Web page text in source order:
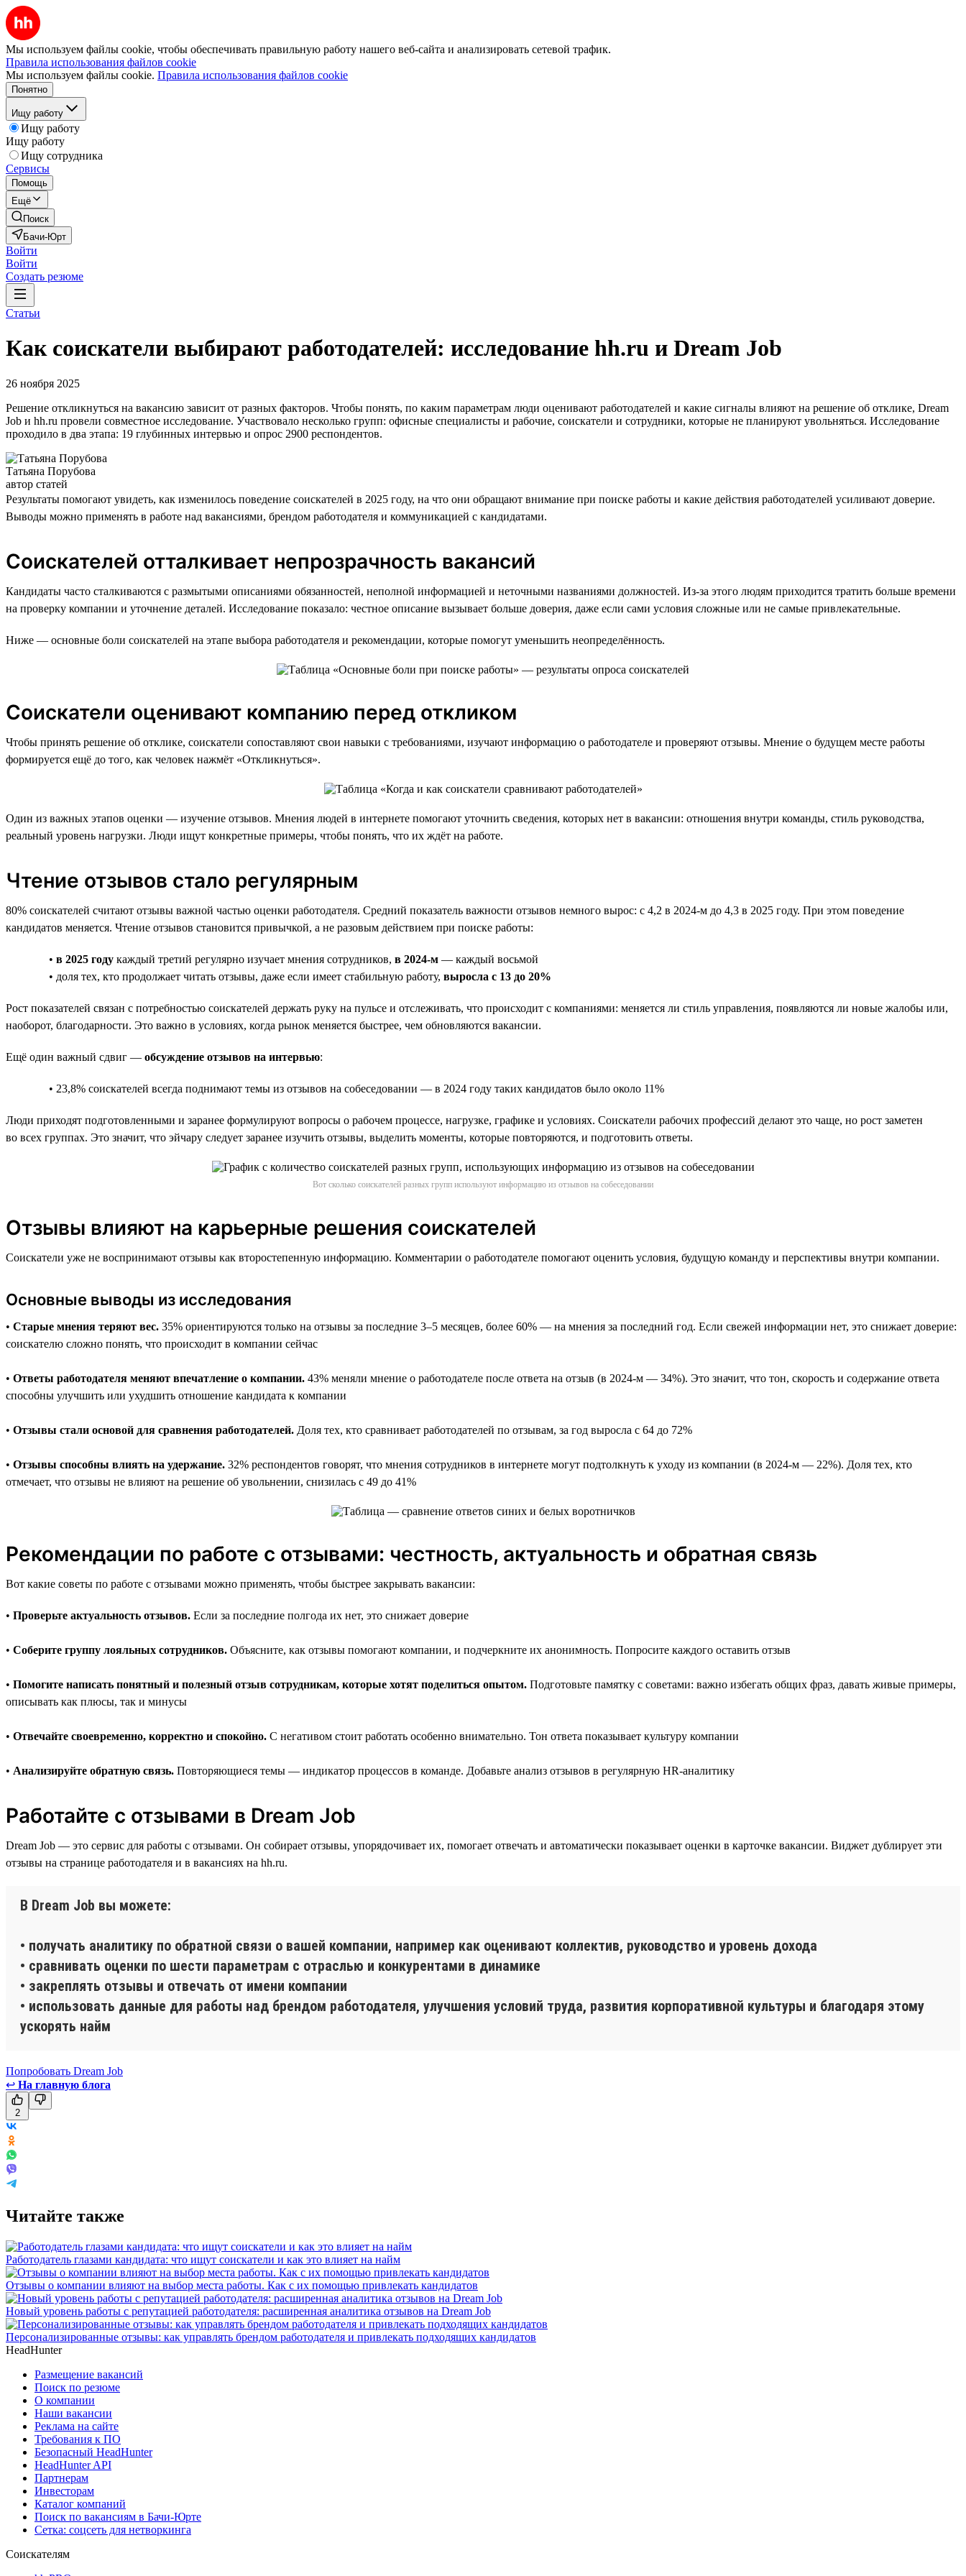
Мы используем файлы cookie, чтобы обеспечивать правильную работу нашего веб-сайта и анализировать сетевой трафик.
Правила использования файлов cookie
Мы используем файлы cookie. Правила использования файлов cookie
Понятно
Ищу работу
Ищу работу
Ищу работу
Ищу сотрудника
Сервисы
Помощь
Ещё
Поиск
Бачи-Юрт
Войти
Войти
Создать резюме
Статьи
Как соискатели выбирают работодателей: исследование hh.ru и Dream Job
26 ноября 2025
Решение откликнуться на вакансию зависит от разных факторов. Чтобы понять, по каким параметрам люди оценивают работодателей и какие сигналы влияют на решение об отклике, Dream
Job и hh.ru провели совместное исследование. Участвовало несколько групп: офисные специалисты и рабочие, соискатели и сотрудники, которые не планируют увольняться. Исследование
проходило в два этапа: 19 глубинных интервью и опрос 2900 респондентов.
Татьяна Порубова
автор статей
Результаты помогают увидеть, как изменилось поведение соискателей в 2025 году, на что они обращают внимание при поиске работы и какие действия работодателей усиливают доверие.
Выводы можно применять в работе над вакансиями, брендом работодателя и коммуникацией с кандидатами.
Соискателей отталкивает непрозрачность вакансий
Кандидаты часто сталкиваются с размытыми описаниями обязанностей, неполной информацией и неточными названиями должностей. Из-за этого людям приходится тратить больше времени
на проверку компании и уточнение деталей. Исследование показало: честное описание вызывает больше доверия, даже если сами условия сложные или не самые привлекательные.
Ниже — основные боли соискателей на этапе выбора работодателя и рекомендации, которые помогут уменьшить неопределённость.
Соискатели оценивают компанию перед откликом
Чтобы принять решение об отклике, соискатели сопоставляют свои навыки с требованиями, изучают информацию о работодателе и проверяют отзывы. Мнение о будущем месте работы
формируется ещё до того, как человек нажмёт «Откликнуться».
Один из важных этапов оценки — изучение отзывов. Мнения людей в интернете помогают уточнить сведения, которых нет в вакансии: отношения внутри команды, стиль руководства,
реальный уровень нагрузки. Люди ищут конкретные примеры, чтобы понять, что их ждёт на работе.
Чтение отзывов стало регулярным
80% соискателей считают отзывы важной частью оценки работодателя. Средний показатель важности отзывов немного вырос: с 4,2 в 2024-м до 4,3 в 2025 году. При этом поведение
кандидатов меняется. Чтение отзывов становится привычкой, а не разовым действием при поиске работы:
• в 2025 году каждый третий регулярно изучает мнения сотрудников, в 2024-м — каждый восьмой
• доля тех, кто продолжает читать отзывы, даже если имеет стабильную работу, выросла с 13 до 20%
Рост показателей связан с потребностью соискателей держать руку на пульсе и отслеживать, что происходит с компаниями: меняется ли стиль управления, появляются ли новые жалобы или,
наоборот, благодарности. Это важно в условиях, когда рынок меняется быстрее, чем обновляются вакансии.
Ещё один важный сдвиг — обсуждение отзывов на интервью:
• 23,8% соискателей всегда поднимают темы из отзывов на собеседовании — в 2024 году таких кандидатов было около 11%
Люди приходят подготовленными и заранее формулируют вопросы о рабочем процессе, нагрузке, графике и условиях. Соискатели рабочих профессий делают это чаще, но рост заметен
во всех группах. Это значит, что эйчару следует заранее изучить отзывы, выделить моменты, которые повторяются, и подготовить ответы.
Вот сколько соискателей разных групп используют информацию из отзывов на собеседовании
Отзывы влияют на карьерные решения соискателей
Соискатели уже не воспринимают отзывы как второстепенную информацию. Комментарии о работодателе помогают оценить условия, будущую команду и перспективы внутри компании.
Основные выводы из исследования
• Старые мнения теряют вес. 35% ориентируются только на отзывы за последние 3–5 месяцев, более 60% — на мнения за последний год. Если свежей информации нет, это снижает доверие:
соискателю сложно понять, что происходит в компании сейчас
• Ответы работодателя меняют впечатление о компании. 43% меняли мнение о работодателе после ответа на отзыв (в 2024-м — 34%). Это значит, что тон, скорость и содержание ответа
способны улучшить или ухудшить отношение кандидата к компании
• Отзывы стали основой для сравнения работодателей. Доля тех, кто сравнивает работодателей по отзывам, за год выросла с 64 до 72%
• Отзывы способны влиять на удержание. 32% респондентов говорят, что мнения сотрудников в интернете могут подтолкнуть к уходу из компании (в 2024-м — 22%). Доля тех, кто
отмечает, что отзывы не влияют на решение об увольнении, снизилась с 49 до 41%
Рекомендации по работе с отзывами: честность, актуальность и обратная связь
Вот какие советы по работе с отзывами можно применять, чтобы быстрее закрывать вакансии:
• Проверьте актуальность отзывов. Если за последние полгода их нет, это снижает доверие
• Соберите группу лояльных сотрудников. Объясните, как отзывы помогают компании, и подчеркните их анонимность. Попросите каждого оставить отзыв
• Помогите написать понятный и полезный отзыв сотрудникам, которые хотят поделиться опытом. Подготовьте памятку с советами: важно избегать общих фраз, давать живые примеры,
описывать как плюсы, так и минусы
• Отвечайте своевременно, корректно и спокойно. С негативом стоит работать особенно внимательно. Тон ответа показывает культуру компании
• Анализируйте обратную связь. Повторяющиеся темы — индикатор процессов в команде. Добавьте анализ отзывов в регулярную HR-аналитику
Работайте с отзывами в Dream Job
Dream Job — это сервис для работы с отзывами. Он собирает отзывы, упорядочивает их, помогает отвечать и автоматически показывает оценки в карточке вакансии. Виджет дублирует эти
отзывы на странице работодателя и в вакансиях на hh.ru.
В Dream Job вы можете:
• получать аналитику по обратной связи о вашей компании, например как оценивают коллектив, руководство и уровень дохода
• сравнивать оценки по шести параметрам с отраслью и конкурентами в динамике
• закреплять отзывы и отвечать от имени компании
• использовать данные для работы над брендом работодателя, улучшения условий труда, развития корпоративной культуры и благодаря этому
ускорять найм
Попробовать Dream Job
↩ На главную блога
2
Читайте также
Работодатель глазами кандидата: что ищут соискатели и как это влияет на найм
Отзывы о компании влияют на выбор места работы. Как с их помощью привлекать кандидатов
Новый уровень работы с репутацией работодателя: расширенная аналитика отзывов на Dream Job
Персонализированные отзывы: как управлять брендом работодателя и привлекать подходящих кандидатов
HeadHunter
Размещение вакансий
Поиск по резюме
О компании
Наши вакансии
Реклама на сайте
Требования к ПО
Безопасный HeadHunter
HeadHunter API
Партнерам
Инвесторам
Каталог компаний
Поиск по вакансиям в Бачи-Юрте
Сетка: соцсеть для нетворкинга
Соискателям